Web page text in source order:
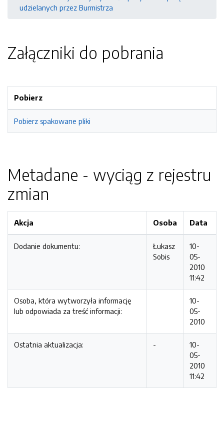
udzielanych przez Burmistrza
Załączniki do pobrania
Pobierz
Pobierz spakowane pliki
Metadane - wyciąg z rejestru
zmian
Akcja Osoba Data
Dodanie dokumentu:
Łukasz
Sobis
10-
05-
2010
11:42
Osoba, która wytworzyła informację
lub odpowiada za treść informacji:
10-
05-
2010
Ostatnia aktualizacja: -
10-
05-
2010
11:42